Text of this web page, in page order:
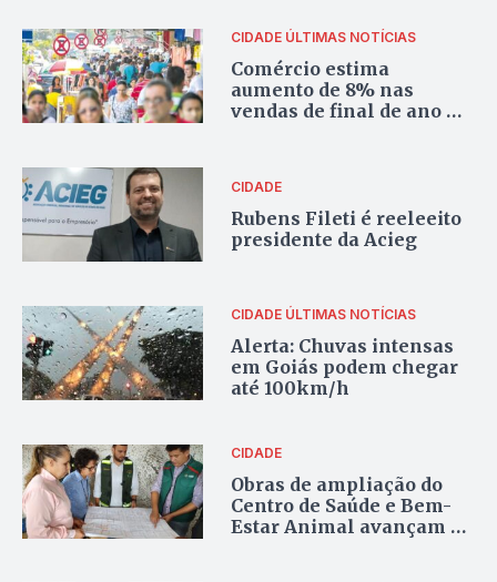
CIDADE ÚLTIMAS NOTÍCIAS
Comércio estima
aumento de 8% nas
vendas de final de ano na
CIDADE
Rubens Fileti é reeleeito
presidente da Acieg
CIDADE ÚLTIMAS NOTÍCIAS
Alerta: Chuvas intensas
em Goiás podem chegar
até 100km/h
CIDADE
Obras de ampliação do
Centro de Saúde e Bem-
Estar Animal avançam e